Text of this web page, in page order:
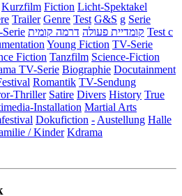
Kurzfilm Fiction Licht-Spektakel
Trailer Genre Test G&S g Serie
קומדיית פעולה דרמה קומית
Test c
Young Fiction TV-Serie
Fiction Tanzfilm Science-Fiction
TV-Serie Biographie Docutainment
Romantik TV-Sendung
Thriller Satire Divers History True
Installation Martial Arts
Dokufiction -Austellung Halle
/ Kinder Kdrama